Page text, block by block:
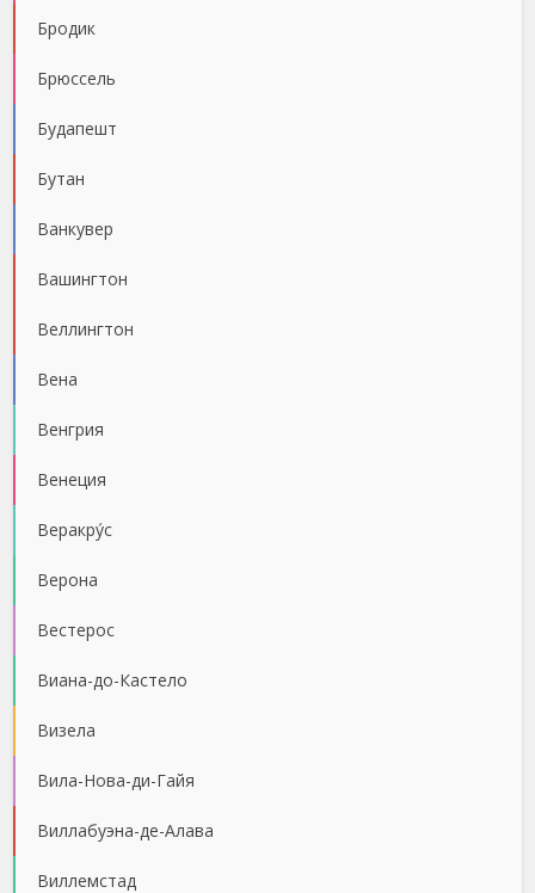
Бродик
Брюссель
Будапешт
Бутан
Ванкувер
Вашингтон
Веллингтон
Вена
Венгрия
Венеция
Веракру́с
Верона
Вестерос
Виана-до-Кастело
Визела
Вила-Нова-ди-Гайя
Виллабуэна-де-Алава
Виллемстад